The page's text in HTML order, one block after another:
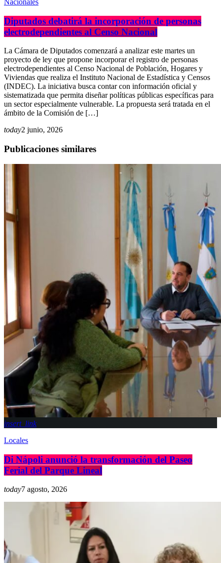
Nacionales
Diputados debatirá la incorporación de personas
electrodependientes al Censo Nacional
La Cámara de Diputados comenzará a analizar este martes un
proyecto de ley que propone incorporar el registro de personas
electrodependientes al Censo Nacional de Población, Hogares y
Viviendas que realiza el Instituto Nacional de Estadística y Censos
(INDEC). La iniciativa busca contar con información oficial y
sistematizada que permita diseñar políticas públicas específicas para
un sector especialmente vulnerable. La propuesta será tratada en el
ámbito de la Comisión de […]
today2 junio, 2026
Publicaciones similares
insert_link
Locales
Di Nápoli anunció la transformación del Paseo
Ferial del Parque Lineal
today7 agosto, 2026